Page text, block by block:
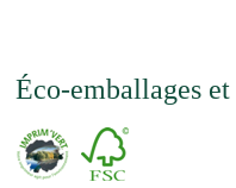
Éco-emballages et